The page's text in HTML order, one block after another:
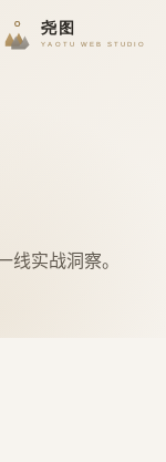
实战洞察。